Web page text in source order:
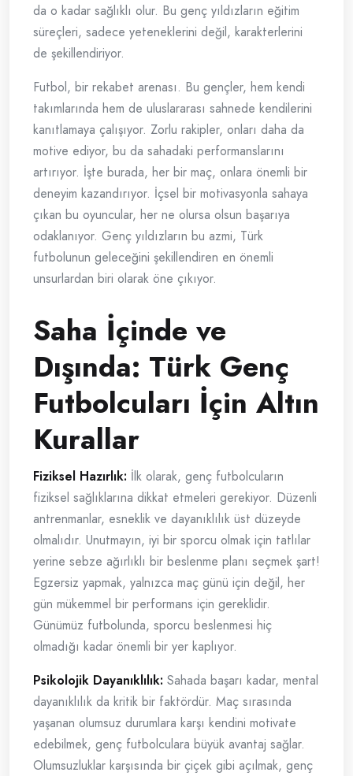
da o kadar sağlıklı olur. Bu genç yıldızların eğitim
süreçleri, sadece yeteneklerini değil, karakterlerini
de şekillendiriyor.
Futbol, bir rekabet arenası. Bu gençler, hem kendi
takımlarında hem de uluslararası sahnede kendilerini
kanıtlamaya çalışıyor. Zorlu rakipler, onları daha da
motive ediyor, bu da sahadaki performanslarını
artırıyor. İşte burada, her bir maç, onlara önemli bir
deneyim kazandırıyor. İçsel bir motivasyonla sahaya
çıkan bu oyuncular, her ne olursa olsun başarıya
odaklanıyor. Genç yıldızların bu azmi, Türk
futbolunun geleceğini şekillendiren en önemli
unsurlardan biri olarak öne çıkıyor.
Saha İçinde ve
Dışında: Türk Genç
Futbolcuları İçin Altın
Kurallar
Fiziksel Hazırlık: İlk olarak, genç futbolcuların
fiziksel sağlıklarına dikkat etmeleri gerekiyor. Düzenli
antrenmanlar, esneklik ve dayanıklılık üst düzeyde
olmalıdır. Unutmayın, iyi bir sporcu olmak için tatlılar
yerine sebze ağırlıklı bir beslenme planı seçmek şart!
Egzersiz yapmak, yalnızca maç günü için değil, her
gün mükemmel bir performans için gereklidir.
Günümüz futbolunda, sporcu beslenmesi hiç
olmadığı kadar önemli bir yer kaplıyor.
Psikolojik Dayanıklılık: Sahada başarı kadar, mental
dayanıklılık da kritik bir faktördür. Maç sırasında
yaşanan olumsuz durumlara karşı kendini motivate
edebilmek, genç futbolculara büyük avantaj sağlar.
Olumsuzluklar karşısında bir çiçek gibi açılmak, genç